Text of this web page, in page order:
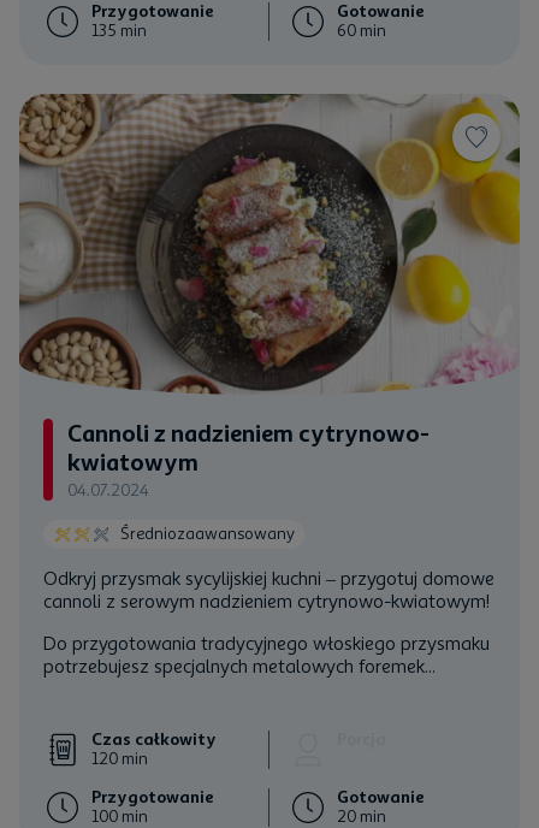
Przygotowanie
135 min
Gotowanie
60 min
Cannoli z nadzieniem cytrynowo-
kwiatowym
04.07.2024
Średniozaawansowany
Odkryj przysmak sycylijskiej kuchni – przygotuj domowe
cannoli z serowym nadzieniem cytrynowo-kwiatowym!
Do przygotowania tradycyjnego włoskiego przysmaku
potrzebujesz specjalnych metalowych foremek...
Czas całkowity
120 min
Przygotowanie
100 min
Gotowanie
20 min